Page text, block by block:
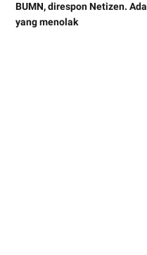
BUMN, direspon Netizen. Ada
yang menolak